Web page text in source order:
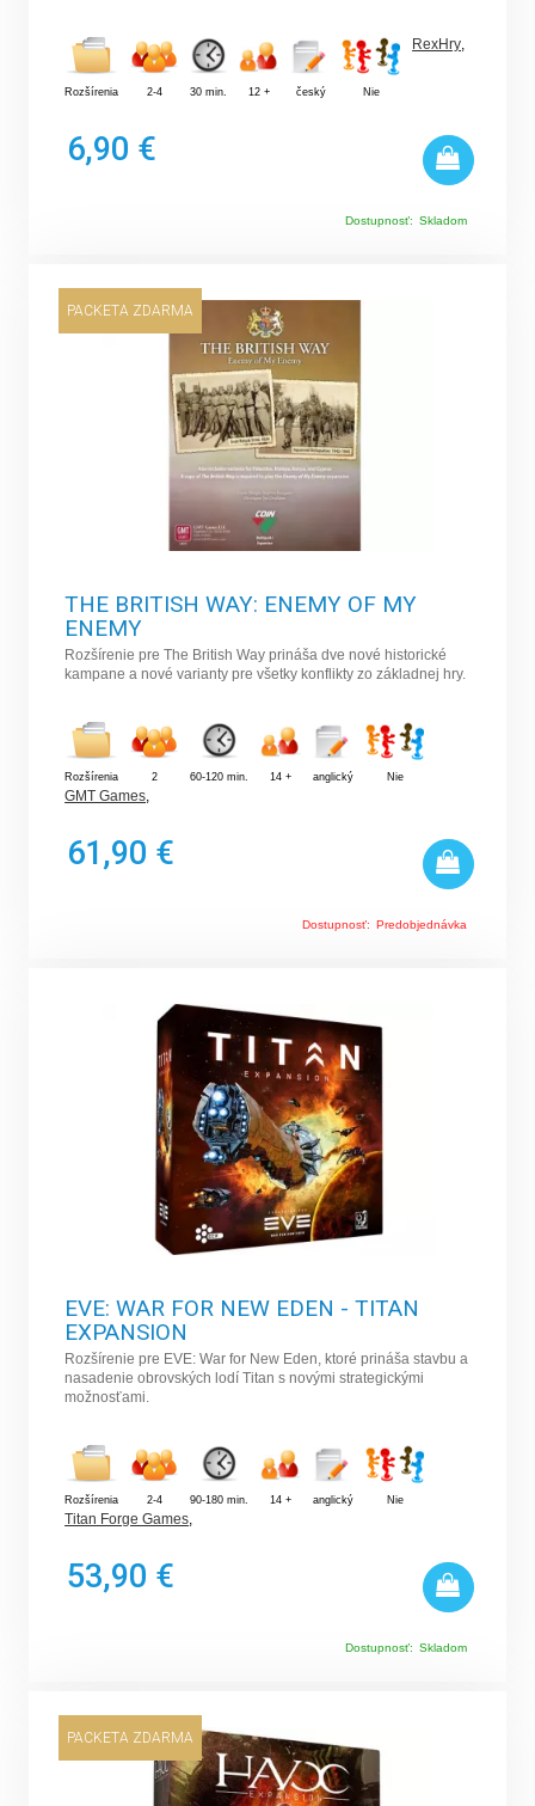
Rozšírenia 2-4 30 min. 12 + český Nie
RexHry,
6,90 €
Dostupnosť: Skladom
PACKETA ZDARMA
THE BRITISH WAY: ENEMY OF MY
ENEMY
Rozšírenie pre The British Way prináša dve nové historické
kampane a nové varianty pre všetky konflikty zo základnej hry.
Rozšírenia 2 60-120 min. 14 + anglický Nie
GMT Games,
61,90 €
Dostupnosť: Predobjednávka
EVE: WAR FOR NEW EDEN - TITAN
EXPANSION
Rozšírenie pre EVE: War for New Eden, ktoré prináša stavbu a
nasadenie obrovských lodí Titan s novými strategickými
možnosťami.
Rozšírenia 2-4 90-180 min. 14 + anglický Nie
Titan Forge Games,
53,90 €
Dostupnosť: Skladom
PACKETA ZDARMA